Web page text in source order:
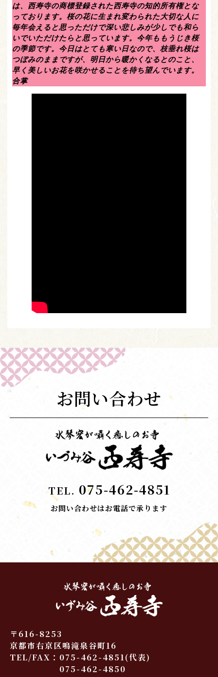
は、西寿寺の商標登録された西寿寺の知的所有権とな
っております。桜の花に生まれ変わられた大切な人に
毎年会えると思っただけで深い悲しみが少しでも和ら
いでいただけたらと思っています。今年ももうじき桜
の季節です。今日はとても寒い日なので、枝垂れ桜は
つぼみのままですが、明日から暖かくなるとのこと、
早く美しいお花を咲かせることを待ち望んでいます。
合掌
お問い合わせ
TEL. 075-462-4851
お問い合わせはお電話で承ります
〒616-8253
京都市右京区鳴滝泉谷町16
TEL/FAX： 075-462-4851(代表)
075-462-4850